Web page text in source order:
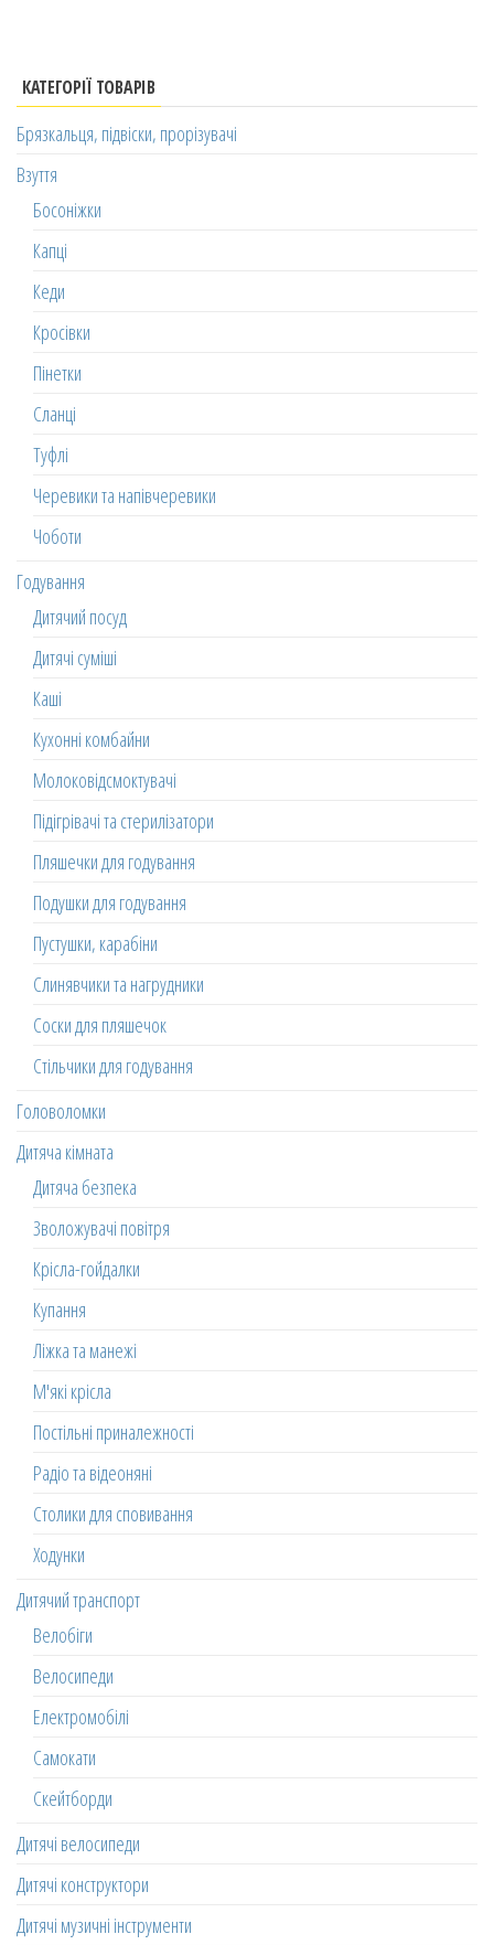
КАТЕГОРІЇ ТОВАРІВ
Брязкальця, підвіски, прорізувачі
Взуття
Босоніжки
Капці
Кеди
Кросівки
Пінетки
Сланці
Туфлі
Черевики та напівчеревики
Чоботи
Годування
Дитячий посуд
Дитячі суміші
Каші
Кухонні комбайни
Молоковідсмоктувачі
Підігрівачі та стерилізатори
Пляшечки для годування
Подушки для годування
Пустушки, карабіни
Слинявчики та нагрудники
Соски для пляшечок
Стільчики для годування
Головоломки
Дитяча кімната
Дитяча безпека
Зволожувачі повітря
Крісла-гойдалки
Купання
Ліжка та манежі
М'які крісла
Постільні приналежності
Радіо та відеоняні
Столики для сповивання
Ходунки
Дитячий транспорт
Велобіги
Велосипеди
Електромобілі
Самокати
Скейтборди
Дитячі велосипеди
Дитячі конструктори
Дитячі музичні інструменти